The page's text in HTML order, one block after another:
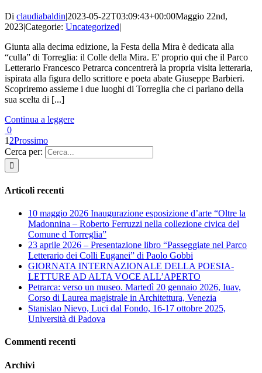
Di claudiabaldin|2023-05-22T03:09:43+00:00Maggio 22nd,
2023|Categorie: Uncategorized|
Giunta alla decima edizione, la Festa della Mira è dedicata alla
“culla” di Torreglia: il Colle della Mira. E' proprio qui che il Parco
Letterario Francesco Petrarca concentrerà la propria visita letteraria,
ispirata alla figura dello scrittore e poeta abate Giuseppe Barbieri.
Scopriremo assieme i due luoghi di Torreglia che ci parlano della
sua scelta di [...]
Continua a leggere
0
12Prossimo
Cerca per:
Articoli recenti
10 maggio 2026 Inaugurazione esposizione d’arte “Oltre la
Madonnina – Roberto Ferruzzi nella collezione civica del
Comune d Torreglia”
23 aprile 2026 – Presentazione libro “Passeggiate nel Parco
Letterario dei Colli Euganei” di Paolo Gobbi
GIORNATA INTERNAZIONALE DELLA POESIA-
LETTURE AD ALTA VOCE ALL’APERTO
Petrarca: verso un museo. Martedì 20 gennaio 2026, Iuav,
Corso di Laurea magistrale in Architettura, Venezia
Stanislao Nievo, Luci dal Fondo, 16-17 ottobre 2025,
Università di Padova
Commenti recenti
Archivi